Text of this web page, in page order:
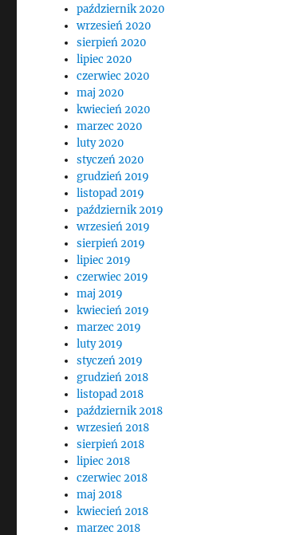
październik 2020
wrzesień 2020
sierpień 2020
lipiec 2020
czerwiec 2020
maj 2020
kwiecień 2020
marzec 2020
luty 2020
styczeń 2020
grudzień 2019
listopad 2019
październik 2019
wrzesień 2019
sierpień 2019
lipiec 2019
czerwiec 2019
maj 2019
kwiecień 2019
marzec 2019
luty 2019
styczeń 2019
grudzień 2018
listopad 2018
październik 2018
wrzesień 2018
sierpień 2018
lipiec 2018
czerwiec 2018
maj 2018
kwiecień 2018
marzec 2018